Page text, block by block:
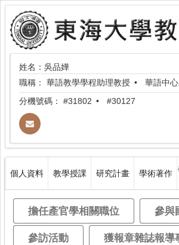
姓名：吳品嬅
職稱： 華語教學學程助理教授
華語中
分機號碼： #31802 #30127
個人資料 教學授課 研究計畫 學術著作
擔任產官學相關職位 參與
參訪活動 獲報章雜誌報導